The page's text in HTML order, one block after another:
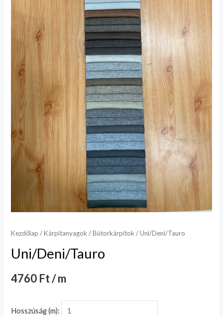
Kezdőlap /Kárpitanyagok /Bútorkárpitok / Uni/Deni/Tauro
Uni/Deni/Tauro
4760 Ft / m
Hosszúság (m):